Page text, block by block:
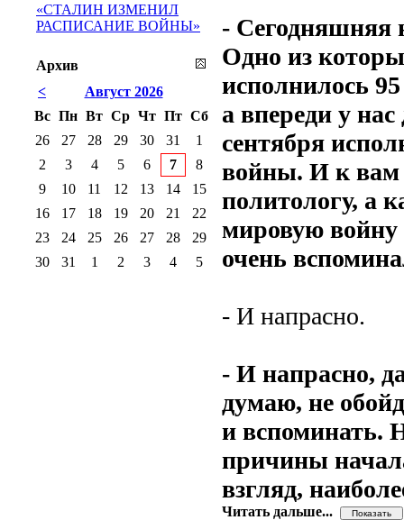
- Сегодняшняя
Одно из
исполнилось
а впереди у
сентября
войны. И к вам
политологу, а
мировую войну
очень
- И напрасно.
- И напрасно,
думаю, не
и вспоминать.
причины
взгляд,
Читать дальше...
«СТАЛИН ИЗМЕНИЛ
РАСПИСАНИЕ ВОЙНЫ»
Архив
<
Август 2026
Вс Пн Вт Ср Чт Пт Сб
26
27 28 29 30 31
1
2
3 4 5 6 7
8
9
10 11 12 13 14
15
16
17 18 19 20 21
22
23
24 25 26 27 28
29
30
31 1 2 3 4 5